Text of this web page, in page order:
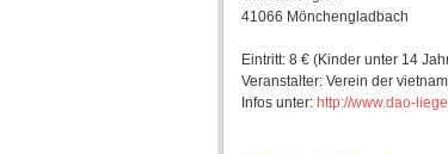
41066 Mönchengladbach
Eintritt: 8 € (Kinder unter 14
Veranstalter: Verein der
Infos unter: http://www.dao-